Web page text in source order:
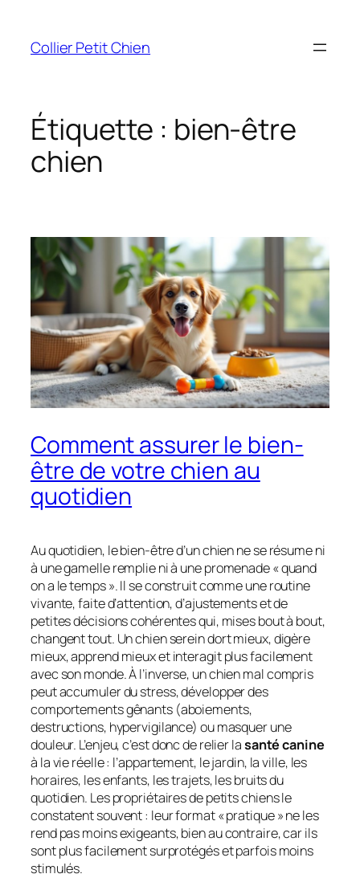
contenu
Collier Petit Chien
Étiquette : bien-être
chien
Comment assurer le bien-
être de votre chien au
quotidien
Au quotidien, le bien-être d’un chien ne se résume ni
à une gamelle remplie ni à une promenade « quand
on a le temps ». Il se construit comme une routine
vivante, faite d’attention, d’ajustements et de
petites décisions cohérentes qui, mises bout à bout,
changent tout. Un chien serein dort mieux, digère
mieux, apprend mieux et interagit plus facilement
avec son monde. À l’inverse, un chien mal compris
peut accumuler du stress, développer des
comportements gênants (aboiements,
destructions, hypervigilance) ou masquer une
douleur. L’enjeu, c’est donc de relier lasanté canine
à la vie réelle : l’appartement, le jardin, la ville, les
horaires, les enfants, les trajets, les bruits du
quotidien. Les propriétaires de petits chiens le
constatent souvent : leur format « pratique » ne les
rend pas moins exigeants, bien au contraire, car ils
sont plus facilement surprotégés et parfois moins
stimulés.